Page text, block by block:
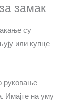
замак
су
или купце
руковање
Имајте на уму